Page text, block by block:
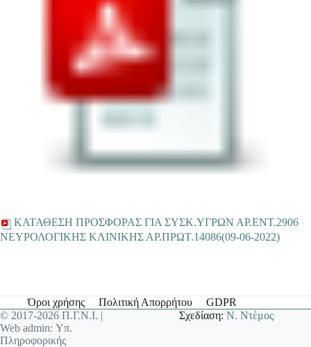
ΚΑΤΑΘΕΣΗ ΠΡΟΣΦΟΡΑΣ ΓΙΑ ΣΥΣΚ.ΥΓΡΩΝ ΑΡ.ΕΝΤ.2906
ΝΕΥΡΟΛΟΓΙΚΗΣ ΚΛΙΝΙΚΗΣ ΑΡ.ΠΡΩΤ.14086(09-06-2022)
Όροι χρήσης Πολιτική Απορρήτου
GDPR
© 2017-2026 Π.Γ.Ν.Ι. |
Web admin: Υπ.
Πληροφορικής
Σχεδίαση:Ν. Ντέμος